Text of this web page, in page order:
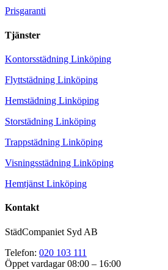
Prisgaranti
Tjänster
Kontorsstädning Linköping
Flyttstädning Linköping
Hemstädning Linköping
Storstädning Linköping
Trappstädning Linköping
Visningsstädning Linköping
Hemtjänst Linköping
Kontakt
StädCompaniet Syd AB
Telefon: 020 103 111
Öppet vardagar 08:00 – 16:00